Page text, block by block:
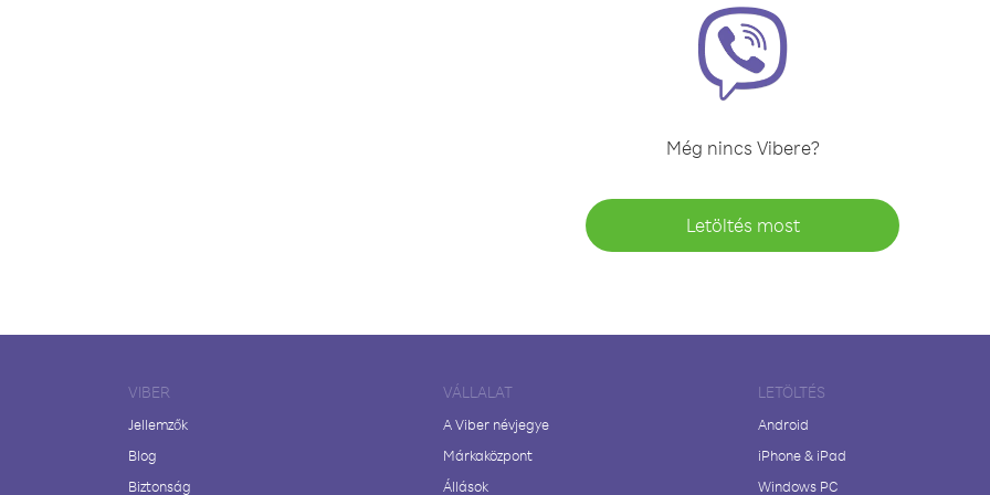
Még nincs Vibere?
Letöltés most
VIBER
Jellemzők
Blog
Biztonság
VÁLLALAT
A Viber névjegye
Márkaközpont
Állások
LETÖLTÉS
Android
iPhone & iPad
Windows PC